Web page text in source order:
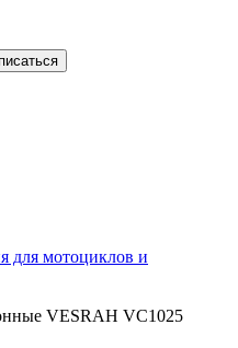
для мотоциклов и
VESRAH VC1025